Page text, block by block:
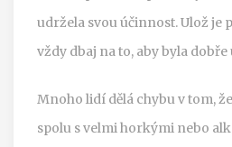
udržela svou účinnost. Ulož je
vždy dbaj na to, aby byla dobře
Mnoho lidí dělá chybu v tom,
spolu s velmi horkými nebo